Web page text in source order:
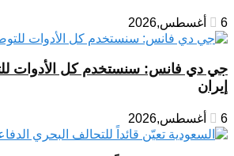
6 أغسطس,2026
جي دي فانس: سنستخدم كل الأدوات
إيران
6 أغسطس,2026